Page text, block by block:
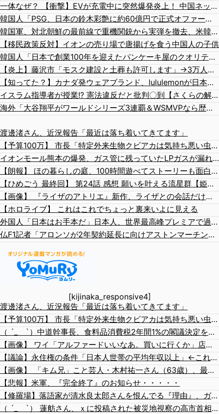
一体なぜ？ 【衝撃】EVが充電中に突然爆発炎上！ 中国ネット「こういう場合って全額補償されるの？」
韓国人「PSG、日本の鈴木彩艶に約60億円で正式オファー・・・」→「あいつがそれほどなのか（ﾌﾞﾙﾌﾞﾙ）」「レギュラーとして出れるとは思わないけど、それでもやっぱり羨ましいね」
韓国軍、対北朝鮮の最前線で重機関銃から実弾を撤去、米韓合同演習では米軍の無人機を「北朝鮮の侵入だ！」と迎撃一歩手前まで……ゆるんでるなぁ
【移民政策反対】イオンの売り場で唐揚げを食う中国人の子供
韓国人「日本で創業100年を迎えたパンケーキ屋のクオリティをご覧ください…」→「日本人が好きそう…（ﾌﾞﾙﾌﾞﾙ」＝韓国の反応
【炎上】藤沢市「モスク建設と土葬も許可します」→3万人の反対署名も却下
【知ってた？】カナダ発ウェアブランド、lululemonが日本でオープン→店名は日本差別からできた？
イスラム指導者が授業!? 憲法違反だと批判〇到【さくらの解説】
海外「大谷翔平がワールドシリーズ3連覇＆WSMVPなら歴代何位？海外ファンの答えがこちら」
渡邊渚さん、近況報告「最近は落ち着いてきてます」
【予算100万】 市長「特定外来生物クビアカは気持ち悪い虫だしそんな需要ないと思う」1匹300円相当の報奨金→初日に42万取られ焦り
イオンモール熊本の爆発、ガス管に残っていたLPガスが漏れたことが原因か 経産省が全国の大規模施設でガス供給設備の点検要請
【朗報】 ほの暮らしの庭、100時間遊べてストーリーも面白いスタバレの上位互換だとまじで好評
【ひめごう 最終回】 第24話 感想 願いを叶える流星群【姫様“拷問”の時間です 2期】
【画像】 『ライザのアトリエ』新作、ライザとの会話だけでゲームを進める「フリーシナリオ型AIチャット形式RPG」が発表される
【ホロライブ】 これはこれでちょっと裏来いよに見える
外国人「日本はお手本だ」日本人、世界最高峰プレミアで過去最多の8人に！アジアから羨望の眼差し！【海外の反応】
仏F1記者「アロンソが2年契約延長に向けアストンマーチンに年間4000万ユーロ（約72.8億円）を要求」
[kijinaka_responsive4]
渡邊渚さん、近況報告「最近は落ち着いてきてます」
【予算100万】 市長「特定外来生物クビアカは気持ち悪い虫だしそんな需要ないと思う」1匹300円相当の報奨金→初日に42万取られ焦り
（ ´_ゝ`）中道幹事長、食料品消費税2年間1%の閣議決定を批判 → 記者「中道改革連合は食料品消費税ゼロを公約に掲げていたが？」→ 階猛氏「
【画像】 ワイ「アルファードいいなあ。買いに行くか」店員「ほいっ見積もりな！」ワイ「金額おかしくね？」←お前らもそう思うよな？？？？？
【議論】永住権の条件「日本人世帯の平均年収以上」←これ日本人の半分もクリアできないだろ
【画像】 「キム兄」こと芸人・木村祐一さん（63歳）、最新の松本人志さんとのツーショットが完全に別人だとネット騒然！ 「マジで誰かわからん」...
【悲報】米軍、『完全終了』のお知らせ・・・・・
【修羅場】落語家が清水良太郎さんを恨んでる『理由』、ガチでヤバイ・・・・・
（ ´_ゝ`） 蓮舫さん、ｘに投稿された被災地視察の高市首相の写真を猛批判「掲載するのを止める人は誰もいなかったのか」「あまりにも愕然としています」